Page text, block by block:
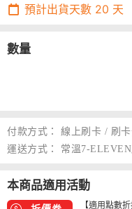
預計出貨天數 20 天
數量
付款方式：
線上刷卡 / 刷
運送方式：
常溫7-
本商品適用活動
【適用點數